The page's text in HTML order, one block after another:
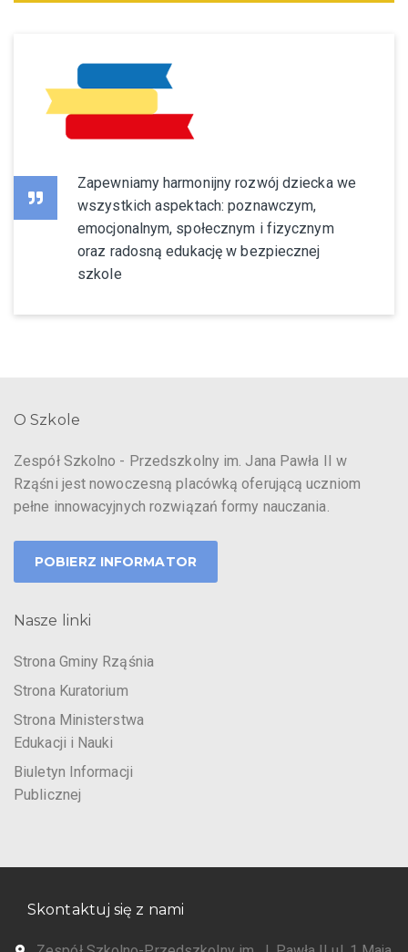
Zapewniamy harmonijny rozwój dziecka we
wszystkich aspektach: poznawczym,
emocjonalnym, społecznym i fizycznym
oraz radosną edukację w bezpiecznej
szkole
O Szkole
Zespół Szkolno - Przedszkolny im. Jana Pawła II w
Rząśni jest nowoczesną placówką oferującą uczniom
pełne innowacyjnych rozwiązań formy nauczania.
POBIERZ INFORMATOR
Nasze linki
Strona Gminy Rząśnia
Strona Kuratorium
Strona Ministerstwa
Edukacji i Nauki
Biuletyn Informacji
Publicznej
Skontaktuj się z nami